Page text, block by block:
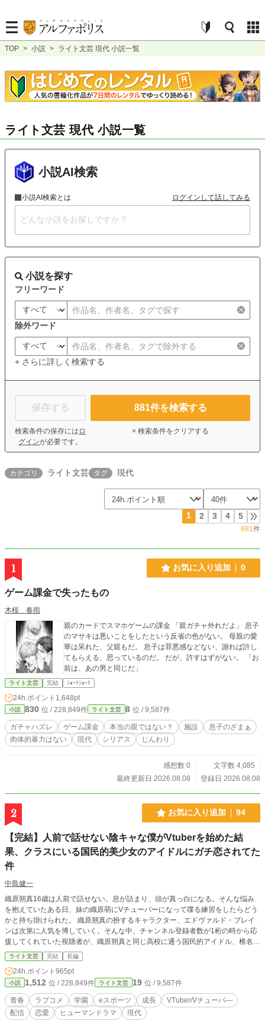
TOP > 小説 > ライト文芸 現代 小説一覧
ライト文芸 現代 小説一覧
小説AI検索
小説AI検索とは ログインして話してみる
小説を探す
フリーワード
除外ワード
+ さらに詳しく検索する
保存する
検索条件の保存には ロ
グインが必要です。
881件を検索する
× 検索条件をクリアする
カテゴリ ライト文芸 タグ 現代
1 2 3 4 5
881件
1 お気に入り追加 0
ゲーム課金で失ったもの
木桜 春雨
親のカードでスマホゲームの課金 「親ガチャ外れだよ」 息子
のマサキは悪いことをしたという反省の色がない。 母親の愛
華は呆れた、父親もだ。 息子は罪悪感などない、謝れば許し
てもらえる、思っているのだ。 だが、許すはずがない。 「お
前は、あの男と同じだ」
ライト文芸 完結 ｼｮｰﾄｼｮｰﾄ
24h.ポイント 1,648pt
小説 830 位 / 228,849件 ライト文芸 8 位 / 9,587件
ガチャハズレ ゲーム課金 本当の親ではない？ 施設
息子のざまぁ
肉体的暴力はない
現代 シリアス じんわり
感想数 0
文字数 4,085
最終更新日 2026.08.08
登録日 2026.08.08
2 お気に入り追加 94
【完結】人前で話せない陰キャな僕がVtuberを始めた結
果、クラスにいる国民的美少女のアイドルにガチ恋されてた
件
中島健一
織原朔真16歳は人前で話せない。息が詰まり、頭が真っ白になる。そんな悩み
を抱えていたある日、妹の織原萌にVチューバーになって喋る練習をしたらどう
かと持ち掛けられた。 織原朔真の扮するキャラクター、エドヴァルド・ブレイ
ンは次第に人気を博していく。そんな中、チャンネル登録者数が1桁の時から応
援してくれていた視聴者が、織原朔真と同じ高校に通う国民的アイドル、椎名町
45に属する音咲華多莉だったことに気が付く。 彼女に自分がエドヴァルドだと
バレたら落胆させてしまうかもしれない。彼女には勿論、学校の生徒達や視聴者
達に自分の正体がバレないよう、Vチューバー活動をするのだが、織原朔真は自
分の中に異変を感じる。 ネットの中だけの人格であるエドヴァルドが現実世界
にも顔を覗かせ始めたのだ。 学校とアルバイトだけの生活から一変、視聴者や
同じVチューバー達との交流、eスポーツを経て変わっていく自分の心情や価値
観。 これは織原朔真や彼に関わる者達が成長していく物語である。 カクヨム、
ライト文芸 完結 長編
24h.ポイント 965pt
小説 1,512 位 / 228,849件 ライト文芸 19 位 / 9,587件
青春 ラブコメ 学園 eスポーツ 成長
VTuber/Vチューバ―
配信
恋愛 ヒューマンドラマ 現代